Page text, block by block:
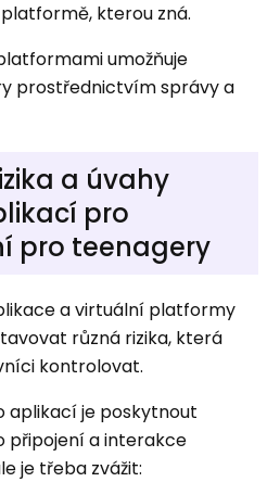
kterou zná.
umožňuje
prostřednictvím správy a
a úvahy
pro
pro teenagery
a virtuální platformy
různá rizika, která
kontrolovat.
aplikací je poskytnout
připojení a interakce
je třeba zvážit: